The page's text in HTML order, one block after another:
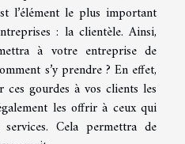
l’élément le plus important
: la clientèle. Ainsi,
à votre entreprise de
s’y prendre ? En effet,
ces gourdes à vos clients les
les offrir à ceux qui
Cela permettra de